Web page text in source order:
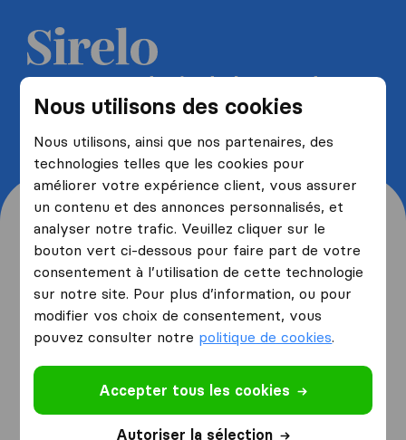
Nous utilisons des cookies
Nous utilisons, ainsi que nos partenaires, des
technologies telles que les cookies pour
améliorer votre expérience client, vous assurer
un contenu et des annonces personnalisés, et
analyser notre trafic. Veuillez cliquer sur le
bouton vert ci-dessous pour faire part de votre
consentement à l’utilisation de cette technologie
sur notre site. Pour plus d’information, ou pour
modifier vos choix de consentement, vous
pouvez consulter notre politique de cookies.
Accepter tous les cookies
Autoriser la sélection
Recevez 5 devis de la part de
déménageurs et économisez
jusqu'à 40%
Origine et destination de
votre déménagement
Je déménagedepuis